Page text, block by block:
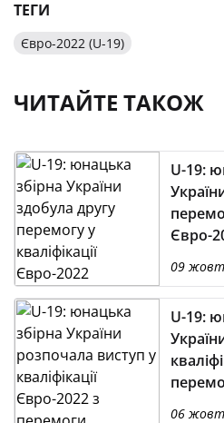
ТЕГИ
Євро-2022 (U-19)
ЧИТАЙТЕ ТАКОЖ
U-19:
Євро-
09
U-19:
06